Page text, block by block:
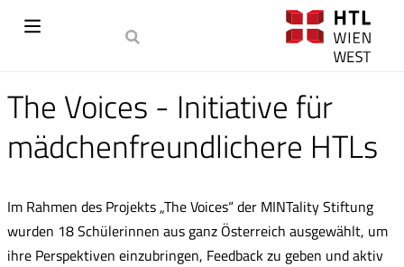
The Voices - Initiative für
mädchenfreundlichere HTLs
Im Rahmen des Projekts „The Voices“ der MINTality Stiftung
wurden 18 Schülerinnen aus ganz Österreich ausgewählt, um
ihre Perspektiven einzubringen, Feedback zu geben und aktiv